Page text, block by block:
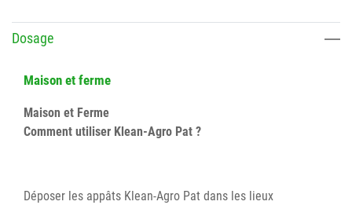
Dosage
Maison et ferme
Maison et Ferme
Comment utiliser Klean-Agro Pat ?
Déposer les appâts Klean-Agro Pat dans les lieux